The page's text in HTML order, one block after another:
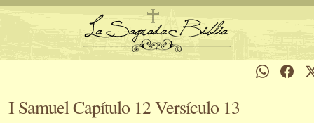
I Samuel Capítulo 12 Versículo 13